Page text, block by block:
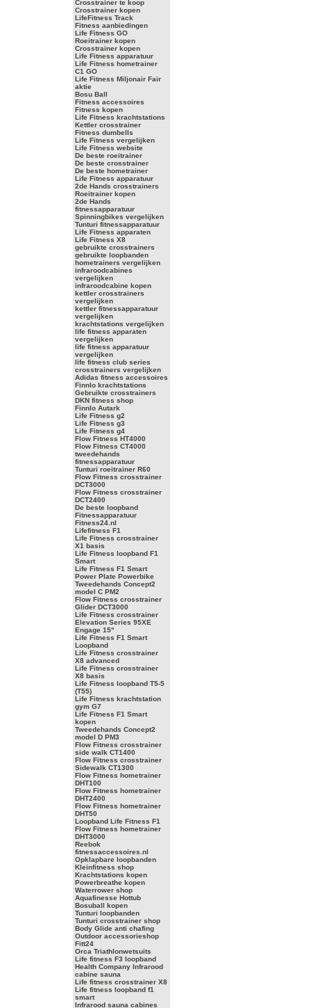
Crosstrainer te koop
Crosstrainer kopen
LifeFitness Track
Fitness aanbiedingen
Life Fitness GO
Roeitrainer kopen
Crosstrainer kopen
Life Fitness apparatuur
Life Fitness hometrainer
C1 GO
Life Fitness Miljonair Fair
aktie
Bosu Ball
Fitness accessoires
Fitness kopen
Life Fitness krachtstations
Kettler crosstrainer
Fitness dumbells
Life Fitness vergelijken
Life Fitness website
De beste roeitrainer
De beste crosstrainer
De beste hometrainer
Life Fitness apparatuur
2de Hands crosstrainers
Roeitrainer kopen
2de Hands
fitnessapparatuur
Spinningbikes vergelijken
Tunturi fitnessapparatuur
Life Fitness apparaten
Life Fitness X8
gebruikte crosstrainers
gebruikte loopbanden
hometrainers vergelijken
infraroodcabines
vergelijken
infraroodcabine kopen
kettler crosstrainers
vergelijken
kettler fitnessapparatuur
vergelijken
krachtstations vergelijken
life fitness apparaten
vergelijken
life fitness apparatuur
vergelijken
life fitness club series
crosstrainers vergelijken
Adidas fitness accessoires
Finnlo krachtstations
Gebruikte crosstrainers
DKN fitness shop
Finnlo Autark
Life Fitness g2
Life Fitness g3
Life Fitness g4
Flow Fitness HT4000
Flow Fitness CT4000
tweedehands
fitnessapparatuur
Tunturi roeitrainer R60
Flow Fitness crosstrainer
DCT3000
Flow Fitness crosstrainer
DCT2400
De beste loopband
Fitnessapparatuur
Fitness24.nl
Lifefitness F1
Life Fitness crosstrainer
X1 basis
Life Fitness loopband F1
Smart
Life Fitness F1 Smart
Power Plate Powerbike
Tweedehands Concept2
model C PM2
Flow Fitness crosstrainer
Glider DCT3000
Life Fitness crosstrainer
Elevation Series 95XE
Engage 15"
Life Fitness F1 Smart
Loopband
Life Fitness crosstrainer
X8 advanced
Life Fitness crosstrainer
X8 basis
Life Fitness loopband T5-5
(T55)
Life Fitness krachtstation
gym G7
Life Fitness F1 Smart
kopen
Tweedehands Concept2
model D PM3
Flow Fitness crosstrainer
side walk CT1400
Flow Fitness crosstrainer
Sidewalk CT1300
Flow Fitness hometrainer
DHT100
Flow Fitness hometrainer
DHT2400
Flow Fitness hometrainer
DHT50
Loopband Life Fitness F1
Flow Fitness hometrainer
DHT3000
Reebok
fitnessaccessoires.nl
Opklapbare loopbanden
Kleinfitness shop
Krachtstations kopen
Powerbreathe kopen
Waterrower shop
Aquafinesse Hottub
Bosuball kopen
Tunturi loopbanden
Tunturi crosstrainer shop
Body Glide anti chafing
Outdoor accessorieshop
Fitt24
Orca Triathlonwetsuits
Life fitness F3 loopband
Health Company Infrarood
cabine sauna
Life fitness crosstrainer X8
Life fitness loopband f1
smart
Infrarood sauna cabines